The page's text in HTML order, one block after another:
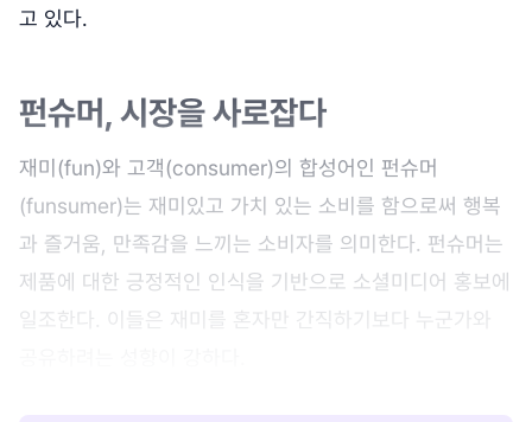
고 있다.
펀슈머, 시장을 사로잡다
재미(fun)와 고객(consumer)의 합성어인 펀슈머
(funsumer)는 재미있고 가치 있는 소비를 함으로써 행복
과 즐거움, 만족감을 느끼는 소비자를 의미한다. 펀슈머는
제품에 대한 긍정적인 인식을 기반으로 소셜미디어 홍보에
일조한다. 이들은 재미를 혼자만 간직하기보다 누군가와